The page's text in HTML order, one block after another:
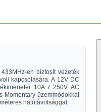
en biztosít vezeték
kapcsolására. A 12V DC
10A / 250V AC
Momentary üzemmódokkal
hatótávolsággal.